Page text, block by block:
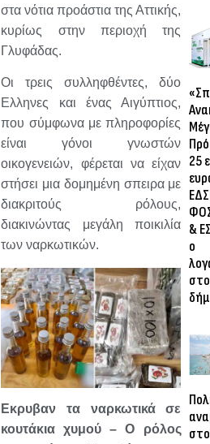
στα νότια προάστια της Αττικής,
κυρίως στην περιοχή της
Γλυφάδας.
Οι τρεις συλληφθέντες, δύο
Ελληνες και ένας Αιγύπτιος,
που σύμφωνα με πληροφορίες
είναι γόνοι γνωστών
οικογενειών, φέρεται να είχαν
στήσει μια δομημένη σπειρα με
διακριτούς ρόλους,
διακινώντας μεγάλη ποικιλία
των ναρκωτικών.
Εκρυβαν τα ναρκωτικά σε
κουτάκια χυμού
– Ο ρόλος
25
&
ο